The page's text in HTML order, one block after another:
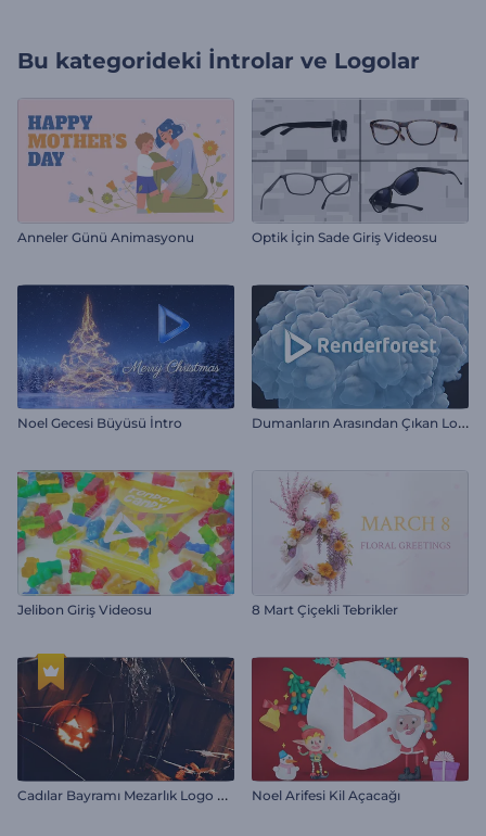
Bu kategorideki İntrolar ve Logolar
Anneler Günü Animasyonu Optik İçin Sade Giriş Videosu
Noel Gecesi Büyüsü İntro D
umanların Arasından Çıkan Logo
Jelibon Giriş Videosu 8 Mart Çiçekli Tebrikler
C
adılar Bayramı Mezarlık Logo Gösterimi Noel Arifesi Kil Açacağı